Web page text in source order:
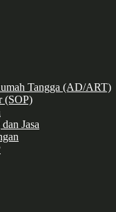
Tangga (AD/ART)
(SOP)
Jasa